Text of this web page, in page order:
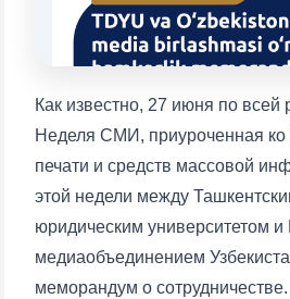
Как известно, 27 июня по всей
Неделя СМИ, приуроченная ко
печати и средств массовой
этой недели между
юридическим университетом
медиаобъединением
меморандум о сотрудничестве.
6. Онлайн-заявки (15)
8. Квота (бакалавриат) (1)